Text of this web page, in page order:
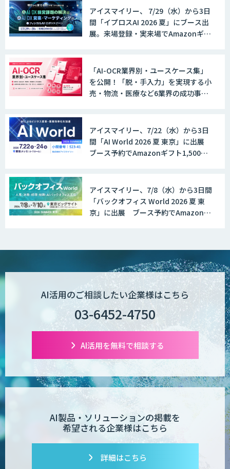
アイスマイリー、 7/29（水）から3日
間「イプロスAI 2026 夏」にブース出
展。来場登録・実来場でAmazonギフ
「AI-OCR業界別・ユースケース集」
を公開！「脱・手入力」を実現する小
売・物流・医療など6業界の成功事例
アイスマイリー、7/22（水）から3日
間「AI World 2026 夏 東京」に出展
ブース予約でAmazonギフト1,500円
アイスマイリー、7/8（水）から3日間
「バックオフィス World 2026 夏 東
京」に出展 ブース予約でAmazonギ
AI活用のご相談したい企業様はこちら
03-6452-4750
AI活用を無料で相談する
AI製品・ソリューションの掲載を
希望される企業様はこちら
詳細はこちら